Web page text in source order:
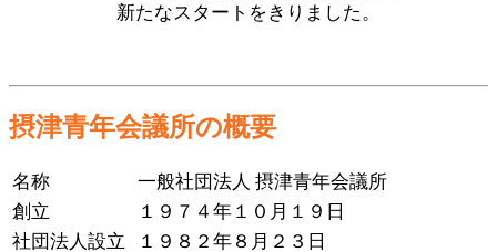
新たなスタートをきりました。
摂津青年会議所の概要
名称
一般社団法人 摂津青年会議所
創立
１９７４年１０月１９日
社団法人設立
１９８２年８月２３日